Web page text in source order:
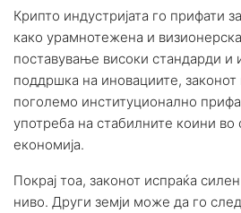
Крипто индустријата го прифати
како урамнотежена и
поставување високи стандарди и
поддршка на иновациите,
поголемо институционално
употреба на стабилните коини во
економија.
Покрај тоа, законот испраќа
ниво. Други земји може да го